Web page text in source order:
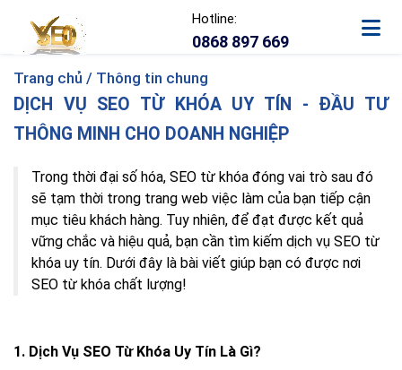
Hotline:
0868 897 669
Trang chủ / Thông tin chung
DỊCH VỤ SEO TỪ KHÓA UY TÍN - ĐẦU TƯ
THÔNG MINH CHO DOANH NGHIỆP
Trong thời đại số hóa, SEO từ khóa đóng vai trò sau đó
sẽ tạm thời trong trang web việc làm của bạn tiếp cận
mục tiêu khách hàng. Tuy nhiên, để đạt được kết quả
vững chắc và hiệu quả, bạn cần tìm kiếm dịch vụ SEO từ
khóa uy tín. Dưới đây là bài viết giúp bạn có được nơi
SEO từ khóa chất lượng!
1. Dịch Vụ SEO Từ Khóa Uy Tín Là Gì?